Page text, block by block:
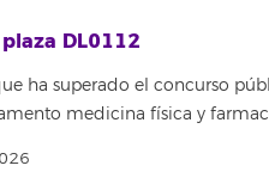
DL0112
ha superado el concurso
medicina física y